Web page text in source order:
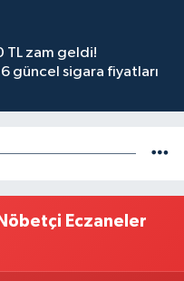
TL zam geldi!
güncel sigara fiyatları
Eczaneler